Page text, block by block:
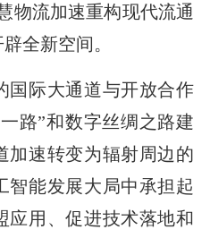
物流加速重构现代流通
全新空间。
国际大通道与开放合作
路”和数字丝绸之路建
加速转变为辐射周边的
智能发展大局中承担起
应用、促进技术落地和